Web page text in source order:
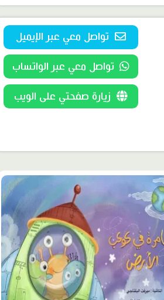
تواصل معي عبر الإيميل
تواصل معي عبر الواتساب
زيارة صفحتي على الويب